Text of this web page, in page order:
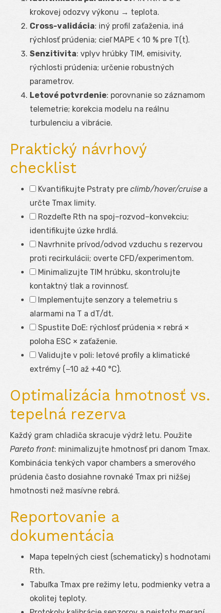
krokovej odozvy výkonu → teplota.
Cross-validácia: iný profil zaťaženia, iná
rýchlosť prúdenia; cieľ MAPE < 10 % pre T(t).
Senzitivita: vplyv hrúbky TIM, emisivity,
rýchlosti prúdenia; určenie robustných
parametrov.
Letové potvrdenie: porovnanie so záznamom
telemetrie; korekcia modelu na reálnu
turbulenciu a vibrácie.
Praktický návrhový
checklist
Kvantifikujte Pstraty pre climb/hover/cruise a
určte Tmax limity.
Rozdeľte Rth na spoj–rozvod–konvekciu;
identifikujte úzke hrdlá.
Navrhnite prívod/odvod vzduchu s rezervou
proti recirkulácii; overte CFD/experimentom.
Minimalizujte TIM hrúbku, skontrolujte
kontaktný tlak a rovinnosť.
Implementujte senzory a telemetriu s
alarmami na T a dT/dt.
Spustite DoE: rýchlosť prúdenia × rebrá ×
poloha ESC × zaťaženie.
Validujte v poli: letové profily a klimatické
extrémy (−10 až +40 °C).
Optimalizácia hmotnosť vs.
tepelná rezerva
Každý gram chladiča skracuje výdrž letu. Použite
Pareto front: minimalizujte hmotnosť pri danom Tmax.
Kombinácia tenkých vapor chambers a smerového
prúdenia často dosiahne rovnaké Tmax pri nižšej
hmotnosti než masívne rebrá.
Reportovanie a
dokumentácia
Mapa tepelných ciest (schematicky) s hodnotami
Rth.
Tabuľka Tmax pre režimy letu, podmienky vetra a
okolitej teploty.